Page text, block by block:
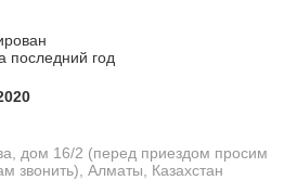
последний год
дом 16/2 (перед приездом просим
звонить), Алматы, Казахстан